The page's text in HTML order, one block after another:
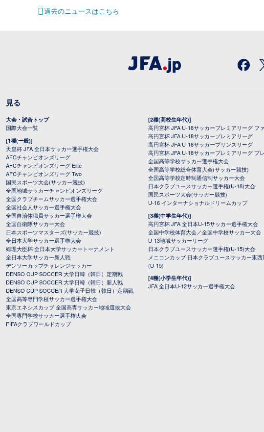
過去のニュースはこちら
見る
大会・試合トップ
国際大会一覧
[1種(一般)]
天皇杯 JFA 全日本サッカー選手権大会
AFCチャンピオンズリーグ
AFCチャンピオンズリーグ Elite
AFCチャンピオンズリーグ Two
国民スポーツ大会(サッカー競技)
全国地域サッカーチャンピオンズリーグ
全国クラブチームサッカー選手権大会
全国社会人サッカー選手権大会
全国自治体職員サッカー選手権大会
全国自衛隊サッカー大会
日本スポーツマスターズ(サッカー競技)
全日本大学サッカー選手権大会
総理大臣杯 全日本大学サッカートーナメント
全日本大学サッカー新人戦
デンソーカップチャレンジサッカー
DENSO CUP SOCCER 大学日韓（韓日）定期戦
DENSO CUP SOCCER 大学日韓（韓日）新人戦
DENSO CUP SOCCER 大学女子日韓（韓日）定期戦
全国高等専門学校サッカー選手権大会
東京エネシスカップ 全国高専サッカー地域選抜大会
全国専門学校サッカー選手権大会
FIFAクラブワールドカップ
[2種(高校生年代)]
高円宮杯 JFA U-18サッカープレミアリーグ フ
高円宮杯 JFA U-18サッカープレミアリーグ
高円宮杯 JFA U-18サッカープリンスリーグ
高円宮杯 JFA U-18サッカープレミアリーグ プ
全国高等学校サッカー選手権大会
全国高等学校総合体育大会(サッカー競技)
全国高等学校定時制通信制サッカー大会
日本クラブユースサッカー選手権(U-18)大会
国民スポーツ大会(サッカー競技)
U-16 インターナショナルドリームカップ
[3種(中学生年代)]
高円宮杯 JFA 全日本U-15サッカー選手権大会
全国中学校体育大会／全国中学校サッカー大会
U-13地域サッカーリーグ
日本クラブユースサッカー選手権(U-15)大会
メニコンカップ 日本クラブユースサッカー東
(U-15)
[4種(小学生年代)]
JFA 全日本U-12サッカー選手権大会